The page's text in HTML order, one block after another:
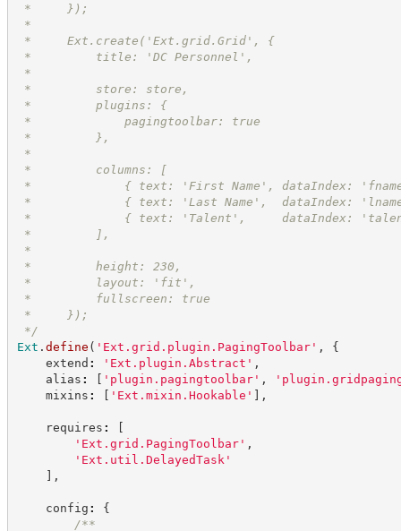
*     });
*
*     Ext.create('Ext.grid.Grid', {
*         title: 'DC Personnel',
*
*         store: store,
*         plugins: {
*             pagingtoolbar: true
*         },
*
*         columns: [
*             { text: 'First Name', dataIndex:
*             { text: 'Last Name',  dataIndex:
*             { text: 'Talent',     dataIndex:
*         ],
*
*         height: 230,
*         layout: 'fit',
*         fullscreen: true
*     });
*/
Ext . define ( ' Ext.grid.plugin.PagingToolbar' ,
{
extend : ' Ext.plugin.Abstract ' ,
alias : [ ' plugin.pagingtoolbar' , '
mixins : [ ' Ext.mixin.Hookable ' ] ,
requires :
[
' Ext.grid.PagingToolbar' ,
' Ext.util.DelayedTask '
] ,
config :
{
/**